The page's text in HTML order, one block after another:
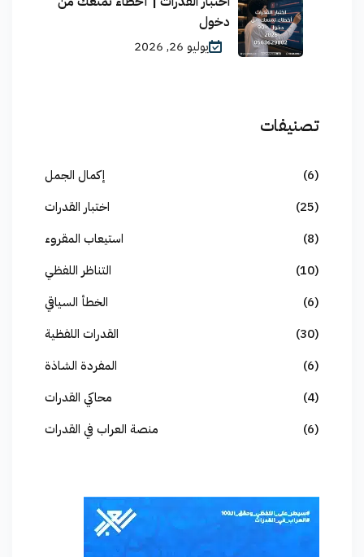
دخول
يوليو 26, 2026
تصنيفات
إكمال الجمل
(6)
اختبار القدرات
(25)
استيعاب المقروء
(8)
التناظر اللفظي
(10)
الخطأ السياقي
(6)
القدرات اللفظية
(30)
المفردة الشاذة
(6)
محاكي القدرات
(4)
منصة العراب في القدرات
(6)